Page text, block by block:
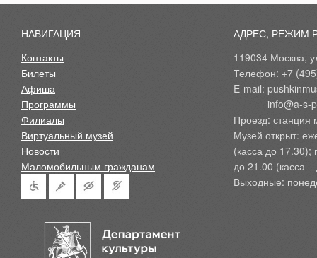
НАВИГАЦИЯ
Контакты
Билеты
Афиша
Программы
Филиалы
Виртуальный музей
Новости
Маломобильным гражданам
АДРЕС, РЕЖИМ
119034 Москва,
Телефон: +7
E-mail:
Проезд: станция
Музей открыт:
(касса до 17.30);
до 21.00 (касса
Выходные: